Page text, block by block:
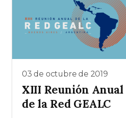
03 de octubre de 2019
XIII Reunión Anual
de la Red GEALC